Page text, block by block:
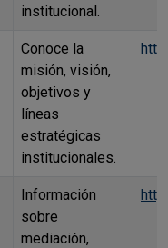
institucional.
Conoce la
misión, visión,
objetivos y
líneas
estratégicas
institucionales.
Información
sobre
mediación,